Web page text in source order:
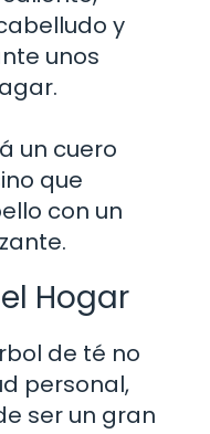
y
unos
un cuero
que
con un
Hogar
de té no
personal,
ser un gran